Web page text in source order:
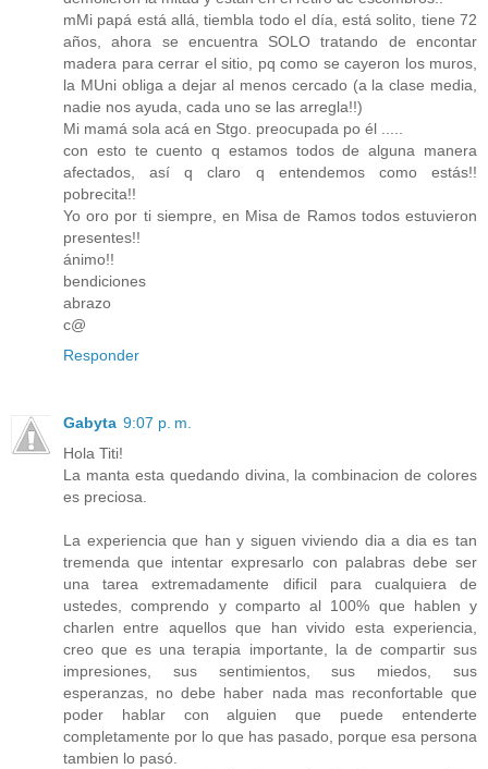
mMi papá está allá, tiembla todo el día, está solito, tiene 72
años, ahora se encuentra SOLO tratando de encontar
madera para cerrar el sitio, pq como se cayeron los muros,
la MUni obliga a dejar al menos cercado (a la clase media,
nadie nos ayuda, cada uno se las arregla!!)
Mi mamá sola acá en Stgo. preocupada po él .....
con esto te cuento q estamos todos de alguna manera
afectados, así q claro q entendemos como estás!!
pobrecita!!
Yo oro por ti siempre, en Misa de Ramos todos estuvieron
presentes!!
ánimo!!
bendiciones
abrazo
c@
Responder
Gabyta 9:07 p. m.
Hola Titi!
La manta esta quedando divina, la combinacion de colores
es preciosa.
La experiencia que han y siguen viviendo dia a dia es tan
tremenda que intentar expresarlo con palabras debe ser
una tarea extremadamente dificil para cualquiera de
ustedes, comprendo y comparto al 100% que hablen y
charlen entre aquellos que han vivido esta experiencia,
creo que es una terapia importante, la de compartir sus
impresiones, sus sentimientos, sus miedos, sus
esperanzas, no debe haber nada mas reconfortable que
poder hablar con alguien que puede entenderte
completamente por lo que has pasado, porque esa persona
tambien lo pasó.